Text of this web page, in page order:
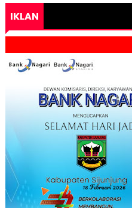
IKLAN